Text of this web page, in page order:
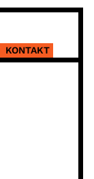
KONTAKT